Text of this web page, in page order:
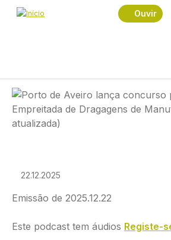
Passar para o conteúdo principal
Ouvir
Navegação
Início
Porto de
Imagem
22.12.2025
Emissão de 2025.12.22
Este podcast tem áudios Registe-